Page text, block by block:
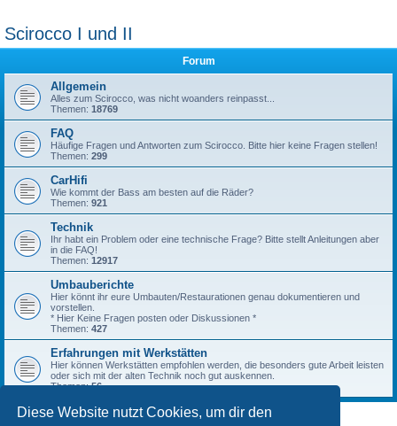
Diese Website nutzt Cookies, um dir den
Scirocco I und II
Forum
Allgemein
Alles zum Scirocco, was nicht woanders reinpasst...
Themen: 18769
FAQ
Häufige Fragen und Antworten zum Scirocco. Bitte hier keine Fragen stellen!
Themen: 299
CarHifi
Wie kommt der Bass am besten auf die Räder?
Themen: 921
Technik
Ihr habt ein Problem oder eine technische Frage? Bitte stellt Anleitungen aber
in die FAQ!
Themen: 12917
Umbauberichte
Hier könnt ihr eure Umbauten/Restaurationen genau dokumentieren und
vorstellen.
* Hier Keine Fragen posten oder Diskussionen *
Themen: 427
Erfahrungen mit Werkstätten
Hier können Werkstätten empfohlen werden, die besonders gute Arbeit leisten
oder sich mit der alten Technik noch gut auskennen.
Themen:56